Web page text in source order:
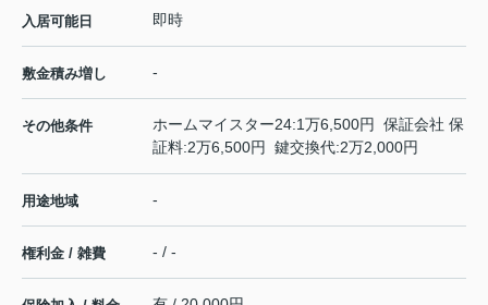
入居可能日 即時
敷金積み増し -
その他条件
ホームマイスター24:1万6,500円 保証会社 保
証料:2万6,500円 鍵交換代:2万2,000円
用途地域 -
権利金 / 雑費 - / -